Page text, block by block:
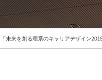
「未来を創る理系のキャリアデザイン2015